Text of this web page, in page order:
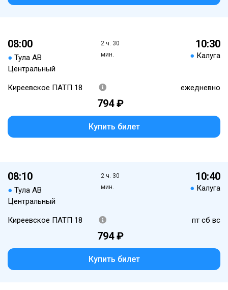
08:00
● Тула АВ
Центральный
2 ч. 30
мин.
10:30
● Калуга
Киреевское ПАТП 18 ежедневно
794 ₽
Купить билет
08:10
● Тула АВ
Центральный
2 ч. 30
мин.
10:40
● Калуга
Киреевское ПАТП 18 пт сб вс
794 ₽
Купить билет